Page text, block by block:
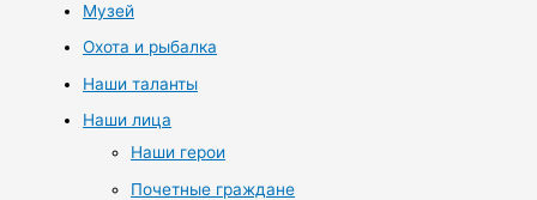
Музей
Охота и рыбалка
Наши таланты
Наши лица
Наши герои
Почетные граждане